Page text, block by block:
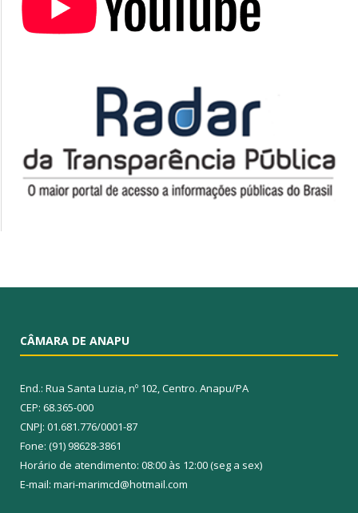
CÂMARA DE ANAPU
End.: Rua Santa Luzia, nº 102, Centro. Anapu/PA
CEP: 68.365-000
CNPJ: 01.681.776/0001-87
Fone: (91) 98628-3861
Horário de atendimento: 08:00 às 12:00 (seg a sex)
E-mail: mari-marimcd@hotmail.com